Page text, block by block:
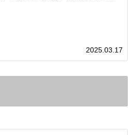
2025.03.17